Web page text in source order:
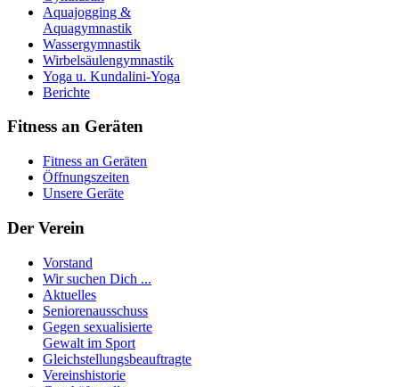
Aquajogging &
Aquagymnastik
Wassergymnastik
Wirbelsäulengymnastik
Yoga u. Kundalini-Yoga
Berichte
Fitness an Geräten
Fitness an Geräten
Öffnungszeiten
Unsere Geräte
Der Verein
Vorstand
Wir suchen Dich ...
Aktuelles
Seniorenausschuss
Gegen sexualisierte
Gewalt im Sport
Gleichstellungsbeauftragte
Vereinshistorie